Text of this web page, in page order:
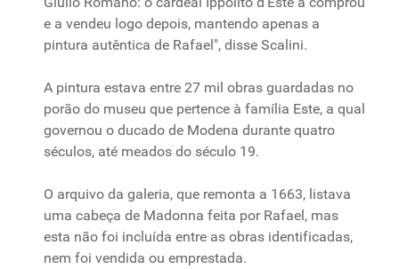
e a vendeu logo depois, mantendo apenas a
pintura autêntica de Rafael", disse Scalini.
A pintura estava entre 27 mil obras guardadas no
porão do museu que pertence à família Este, a qual
governou o ducado de Modena durante quatro
séculos, até meados do século 19.
O arquivo da galeria, que remonta a 1663, listava
uma cabeça de Madonna feita porRafael, mas
esta não foi incluída entre as obras identificadas,
nem foi vendida ou emprestada.